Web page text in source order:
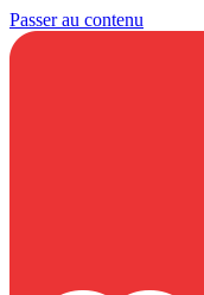
Passer au contenu